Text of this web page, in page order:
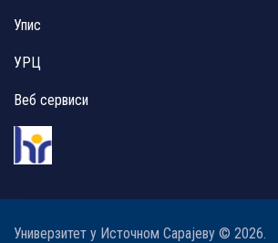
Упис
УРЦ
Веб сервиси
Универзитет у Источном Сарајеву © 2026.